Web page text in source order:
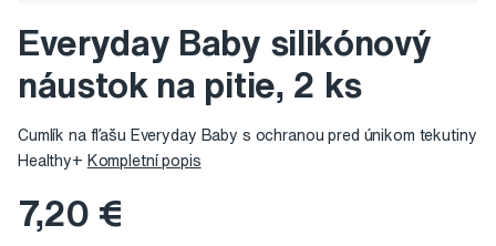
Everyday Baby silikónový
náustok na pitie, 2 ks
Cumlík na fľašu Everyday Baby s ochranou pred únikom tekutiny
Healthy+ Kompletní popis
7,20 €